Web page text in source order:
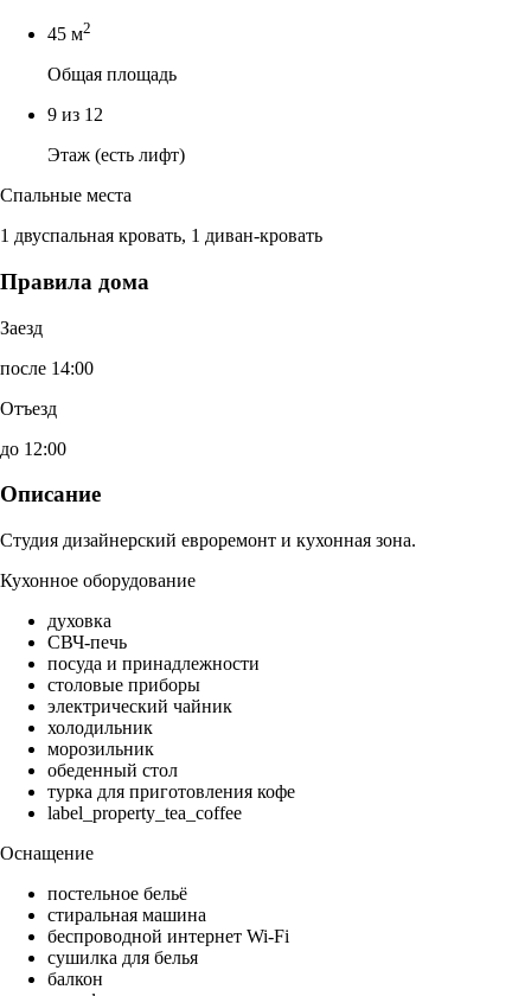
45 м2
Общая площадь
9 из 12
Этаж (есть лифт)
Спальные места
1 двуспальная кровать, 1 диван-кровать
Правила дома
Заезд
после 14:00
Отъезд
до 12:00
Описание
Студия дизайнерский евроремонт и кухонная зона.
Кухонное оборудование
духовка
СВЧ-печь
посуда и принадлежности
столовые приборы
электрический чайник
холодильник
морозильник
обеденный стол
турка для приготовления кофе
label_property_tea_coffee
Оснащение
постельное бельё
стиральная машина
беспроводной интернет Wi-Fi
сушилка для белья
балкон